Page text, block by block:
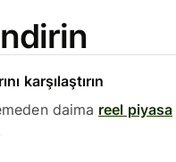
karşılaştırın
daima reel piyasa